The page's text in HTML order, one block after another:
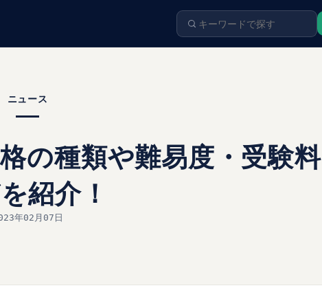
ニュース
の種類や難易度・受験料
紹介！
年02月07日